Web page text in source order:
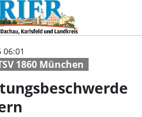
Ismaiks
1860 München